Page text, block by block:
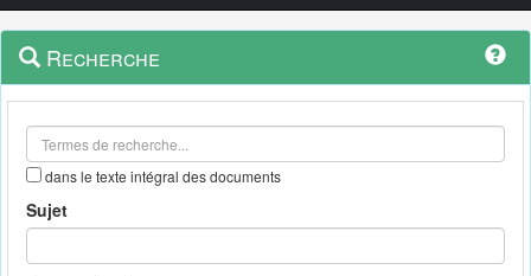
Navigation
outils
Menu
contextuel
Recherche
dans le texte intégral des documents
Sujet